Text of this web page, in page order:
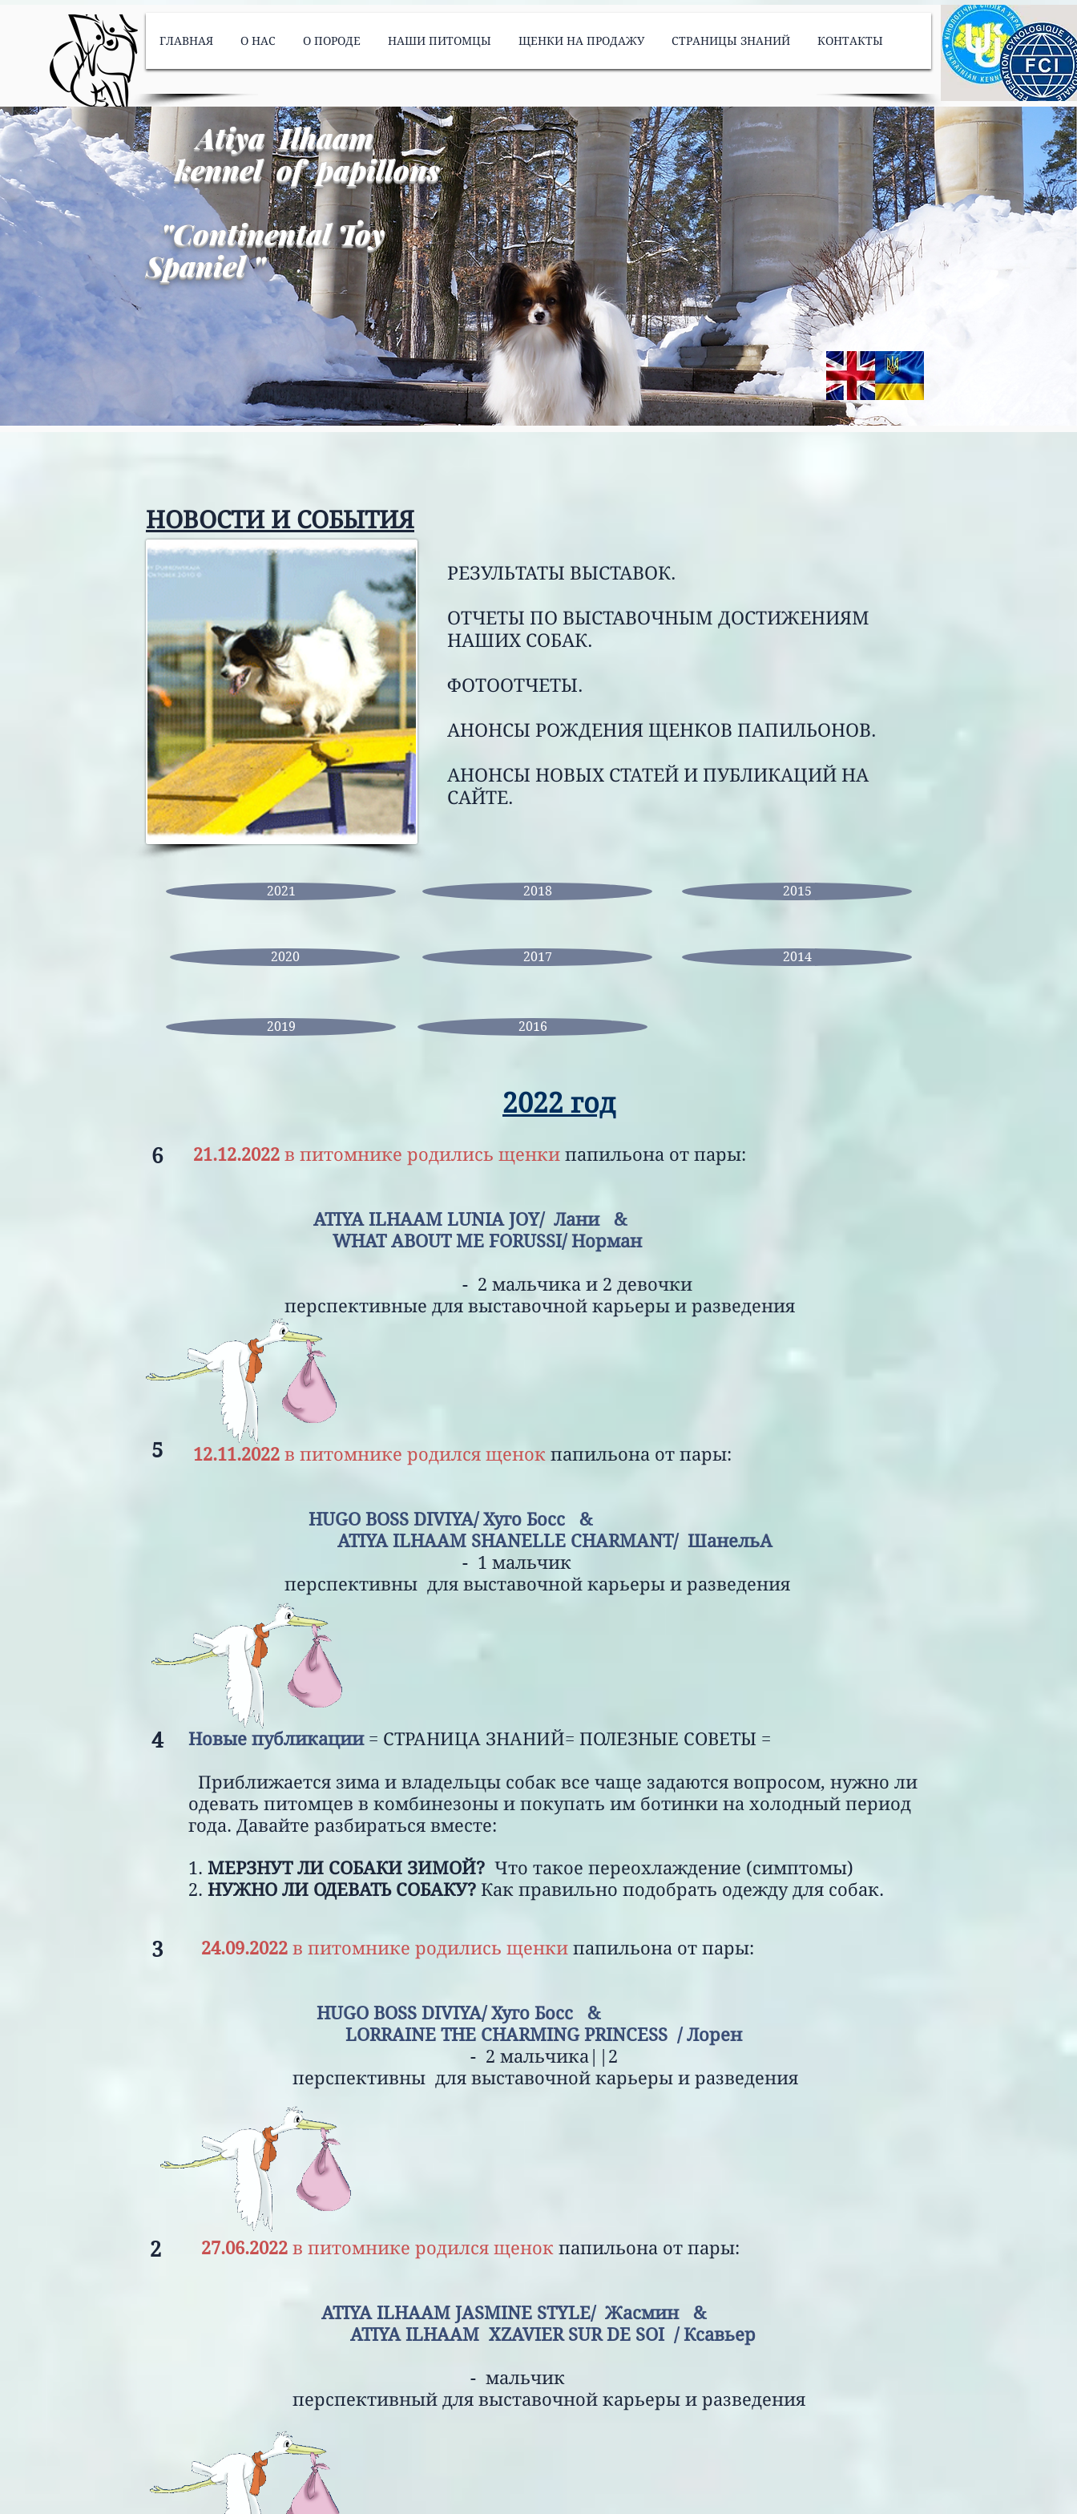
ГЛАВНАЯ О НАС О ПОРОДЕ НАШИ ПИТОМЦЫ ЩЕНКИ НА ПРОДАЖУ СТРАНИЦЫ ЗНАНИЙ КОНТАКТЫ
Atiya Ilhaam
kennel of papillons
"Continental Toy
Spaniel"
НОВОСТИ И СОБЫТИЯ
РЕЗУЛЬТАТЫ ВЫСТАВОК.
ОТЧЕТЫ ПО ВЫСТАВОЧНЫМ ДОСТИЖЕНИЯМ
НАШИХ СОБАК.
ФОТООТЧЕТЫ.
АНОНСЫ РОЖДЕНИЯ ЩЕНКОВ ПАПИЛЬОНОВ.
АНОНСЫ НОВЫХ СТАТЕЙ И ПУБЛИКАЦИЙ НА
САЙТЕ.
2021 2018 2015
2020 2017 2014
2019 2016
2022 год
21.12.2022 в питомнике родились щенки папильона от пары:
ATIYA ILHAAM LUNIA JOY/ Лани &
WHAT ABOUT ME FORUSSI/ Норман
- 2 мальчика и 2 девочки
перспективные для выставочной карьеры и разведения
5 12.11.2022 в питомнике родился щенок папильона от пары:
HUGO BOSS DIVIYA/ Хуго Босс &
ATIYA ILHAAM SHANELLE CHARMANT/ ШанельА
- 1 мальчик
перспективны для выставочной карьеры и разведения
6
4 Новые публикации= СТРАНИЦА ЗНАНИЙ= ПОЛЕЗНЫЕ СОВЕТЫ =
Приближается зима и владельцы собак все чаще задаются вопросом, нужно ли
одевать питомцев в комбинезоны и покупать им ботинки на холодный период
года. Давайте разбираться вместе:
1. МЕРЗНУТ ЛИ СОБАКИ ЗИМОЙ? Что такое переохлаждение (симптомы)
2. НУЖНО ЛИ ОДЕВАТЬ СОБАКУ? Как правильно подобрать одежду для собак.
24.09.2022 в питомнике родились щенки папильона от пары:
HUGO BOSS DIVIYA/ Хуго Босс &
LORRAINE THE CHARMING PRINCESS / Лорен
- 2 мальчика||2
перспективны для выставочной карьеры и разведения
3
27.06.2022 в питомнике родился щенок папильона от пары:
ATIYA ILHAAM JASMINE STYLЕ/Жасмин &
ATIYA ILHAAM XZAVIER SUR DE SOI / Ксавьер
- мальчик
перспективный для выставочной карьеры и разведения
2